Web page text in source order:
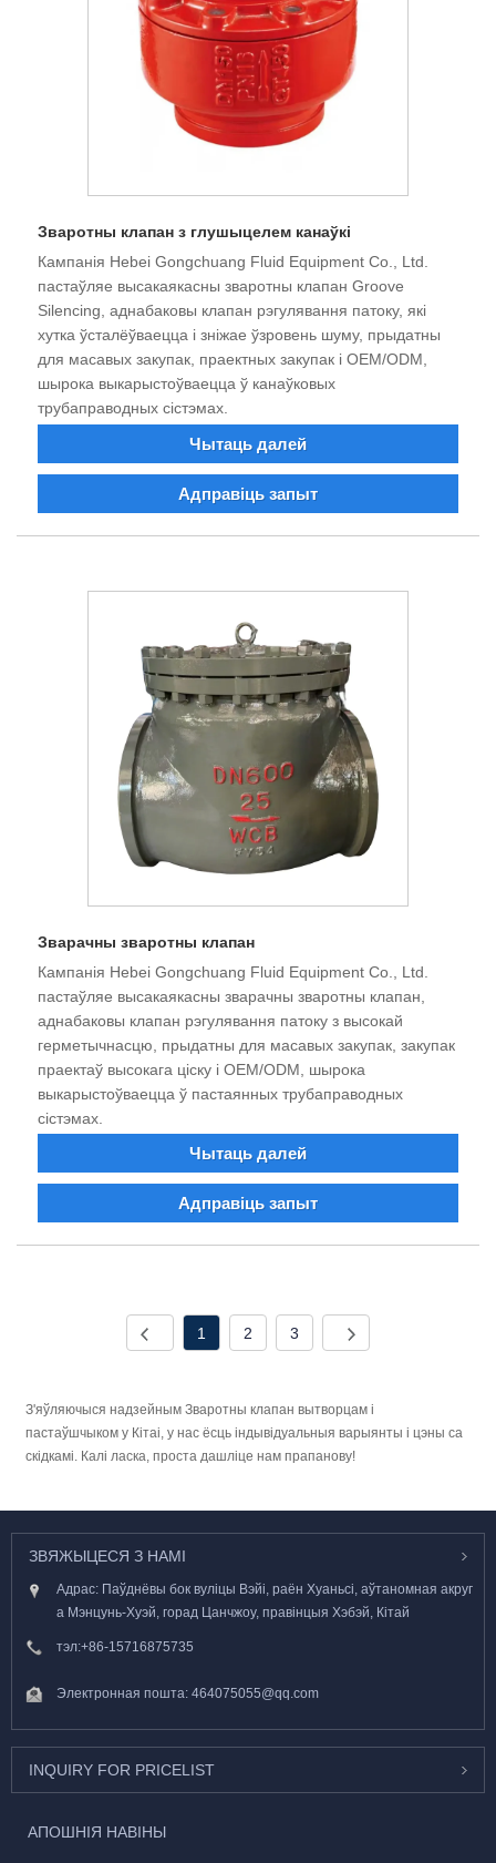
Зваротны клапан з глушыцелем канаўкі
Кампанія Hebei Gongchuang Fluid Equipment Co., Ltd.
пастаўляе высакаякасны зваротны клапан Groove
Silencing, аднабаковы клапан рэгулявання патоку, які
хутка ўсталёўваецца і зніжае ўзровень шуму, прыдатны
для масавых закупак, праектных закупак і OEM/ODM,
шырока выкарыстоўваецца ў канаўковых
трубаправодных сістэмах.
Чытаць далей
Адправіць запыт
Зварачны зваротны клапан
Кампанія Hebei Gongchuang Fluid Equipment Co., Ltd.
пастаўляе высакаякасны зварачны зваротны клапан,
аднабаковы клапан рэгулявання патоку з высокай
герметычнасцю, прыдатны для масавых закупак, закупак
праектаў высокага ціску і OEM/ODM, шырока
выкарыстоўваецца ў пастаянных трубаправодных
сістэмах.
Чытаць далей
Адправіць запыт
1 2 3
З'яўляючыся надзейным Зваротны клапан вытворцам і
пастаўшчыком у Кітаі, у нас ёсць індывідуальныя варыянты і цэны са
скідкамі. Калі ласка, проста дашліце нам прапанову!
ЗВЯЖЫЦЕСЯ З НАМІ
Адрас: Паўднёвы бок вуліцы Вэйі, раён Хуаньсі, аўтаномная акруг
а Мэнцунь-Хуэй, горад Цанчжоу, правінцыя Хэбэй, Кітай
тэл:+86-15716875735
Электронная пошта: 464075055@qq.com
INQUIRY FOR PRICELIST
АПОШНІЯ НАВІНЫ